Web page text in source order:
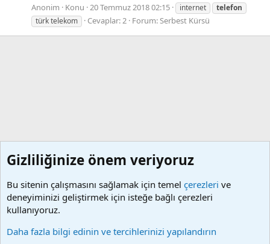
Anonim Konu 20 Temmuz 2018 02:15 internet
telefon
türk telekom
Cevaplar: 2 Forum:Serbest Kürsü
Gizliliğinize önem veriyoruz
Bu sitenin çalışmasını sağlamak için temel çerezleri ve
deneyiminizi geliştirmek için isteğe bağlı çerezleri
kullanıyoruz.
Daha fazla bilgi edinin ve tercihlerinizi yapılandırın